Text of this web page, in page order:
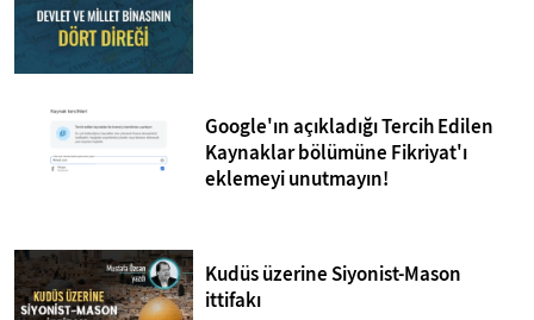
Google'ın açıkladığı Tercih Edilen
Kaynaklar bölümüne Fikriyat'ı
eklemeyi unutmayın!
Kudüs üzerine Siyonist-Mason
ittifakı